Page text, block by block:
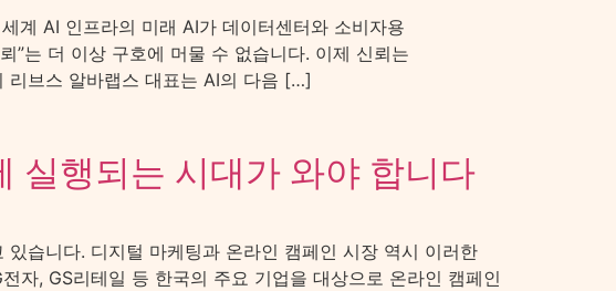
계 AI 인프라의 미래 AI가 데이터센터와 소비자용
”는 더 이상 구호에 머물 수 없습니다. 이제 신뢰는
리브스 알바랩스 대표는 AI의 다음 […]
실행되는 시대가 와야 합니다
습니다. 디지털 마케팅과 온라인 캠페인 시장 역시 이러한
자, GS리테일 등 한국의 주요 기업을 대상으로 온라인 캠페인